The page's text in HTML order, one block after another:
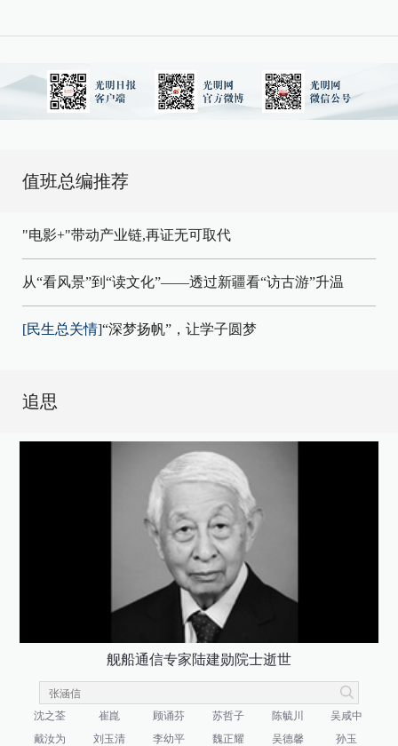
值班总编推荐
"电影+"带动产业链,再证无可取代
从“看风景”到“读文化”——透过新疆看“访古游”升温
[民生总关情]“深梦扬帆”，让学子圆梦
追思
舰船通信专家陆建勋院士逝世
沈之荃 崔崑 顾诵芬 苏哲子 陈毓川
吴咸中
戴汝为
刘玉清 李幼平 魏正耀 吴德馨 孙玉